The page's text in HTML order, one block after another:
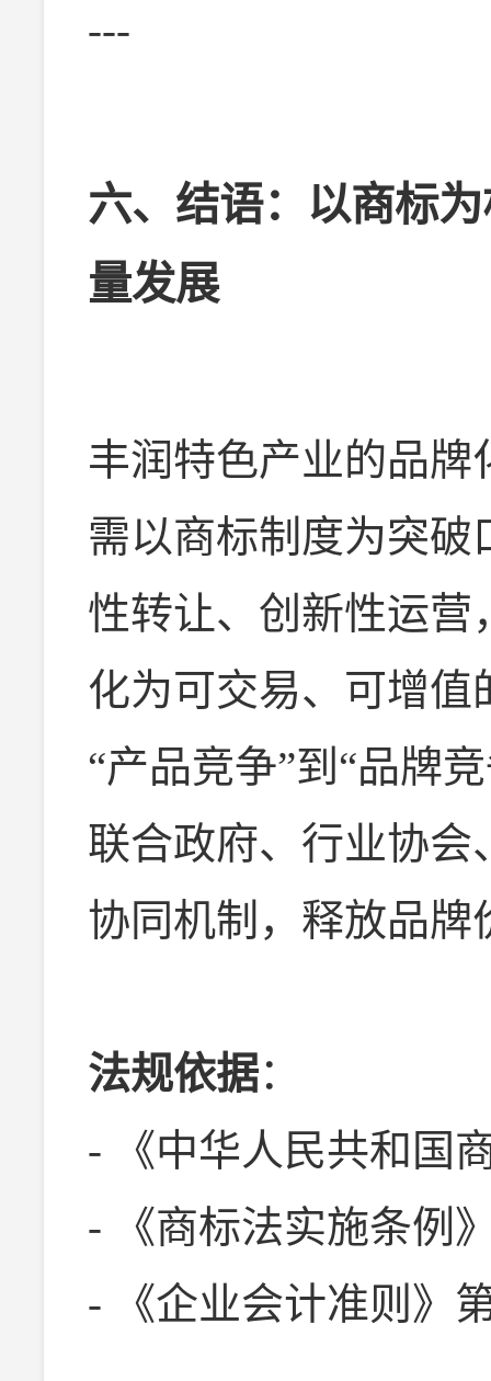
---
六、结语：以商标
量发展
丰润特色产业的品
需以商标制度为突
性转让、创新性运营
化为可交易、可增
“产品竞争”到“品牌
联合政府、行业协会
协同机制，释放品牌
法规依据：
- 《中华人民共和国
- 《商标法实施条例
- 《企业会计准则》